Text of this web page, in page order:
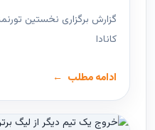
کانادا
ادامه مطلب